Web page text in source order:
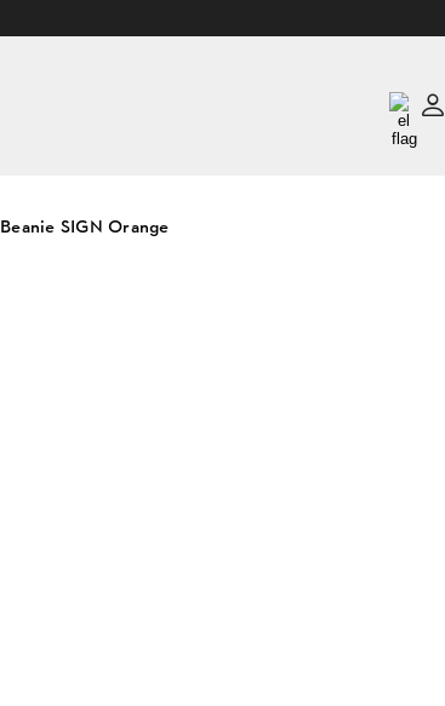
Beanie SIGN Orange